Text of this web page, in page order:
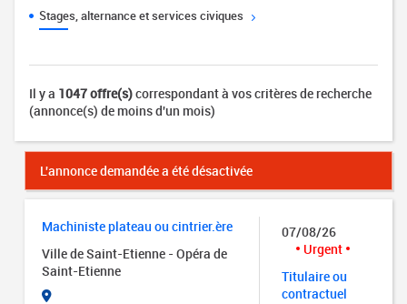
Stages, alternance et services civiques
Il y a 1047 offre(s)correspondant à vos critères de recherche
(annonce(s) de moins d'un mois)
L'annonce demandée a été désactivée
Machiniste plateau ou cintrier.ère
Ville de Saint-Etienne - Opéra de
Saint-Etienne
07/08/26
Urgent
Titulaire ou
contractuel